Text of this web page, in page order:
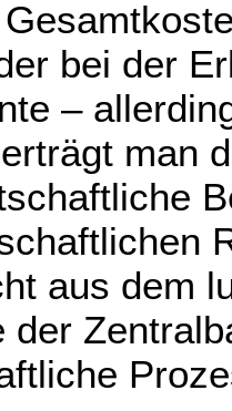
bei der
–
man
aus dem
der